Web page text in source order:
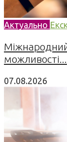
Актуально
можливості...
07.08.2026